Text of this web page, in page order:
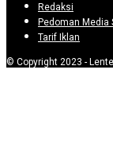
Redaksi
Pedoman Media
Tarif Iklan
© Copyright 2023 -